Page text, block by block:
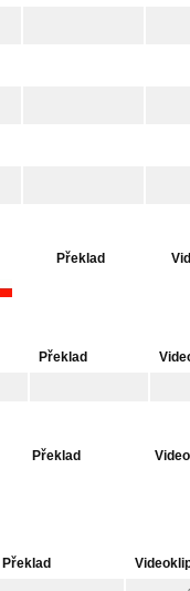
Překlad
Překlad
Překlad
Překlad